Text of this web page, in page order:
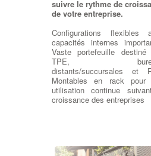
2.0 ou USB 3.0, une
contrôleur SAS SFF-8087
port parallèle DB-25 ou
(RS232) DB-9, une carte
à VIERZON des cartes
pour vos connexions sans-
suivre le rythme de
de votre entreprise.
Configurations flexibles
capacités internes
Vaste portefeuille destiné
TPE,
distants/succursales et
Montables en rack pour
utilisation continue
croissance des entreprises